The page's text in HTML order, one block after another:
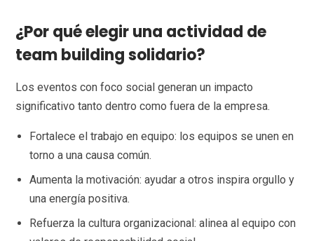
¿Por qué elegir una actividad de
team building solidario?
Los eventos con foco social generan un impacto
significativo tanto dentro como fuera de la empresa.
Fortalece el trabajo en equipo: los equipos se unen en
torno a una causa común.
Aumenta la motivación: ayudar a otros inspira orgullo y
una energía positiva.
Refuerza la cultura organizacional: alinea al equipo con